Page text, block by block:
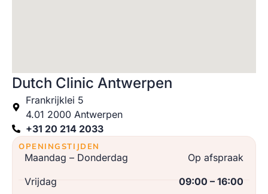
Dutch Clinic Antwerpen
Frankrijklei 5
4.01 2000 Antwerpen
+31 20 214 2033
OPENINGSTIJDEN
Maandag – Donderdag
Op afspraak
Vrijdag
09:00 – 16:00